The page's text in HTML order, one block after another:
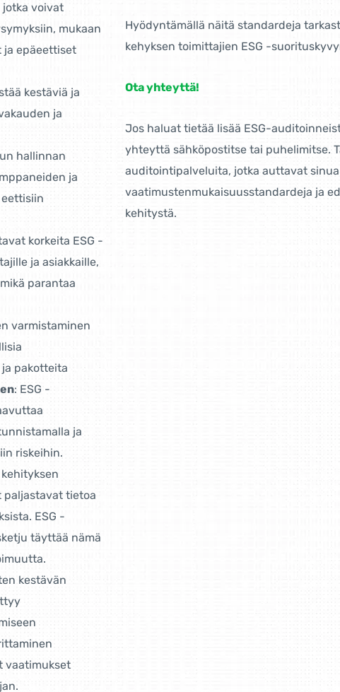
jotka voivat
mukaan
ja epäeettiset
kestäviä ja
ja
hallinnan
ja
korkeita ESG -
ja asiakkaille,
parantaa
varmistaminen
pakotteita
: ESG -
ja
riskeihin.
paljastavat tietoa
ESG -
täyttää nämä
kestävän
vaatimukset
Hyödyntämällä näitä standardeja
kehyksen toimittajien ESG -
Ota yhteyttä!
Jos haluat tietää lisää ESG-
yhteyttä sähköpostitse tai puhelimitse.
auditointipalveluita, jotka auttavat
vaatimustenmukaisuusstandardeja ja
kehitystä.